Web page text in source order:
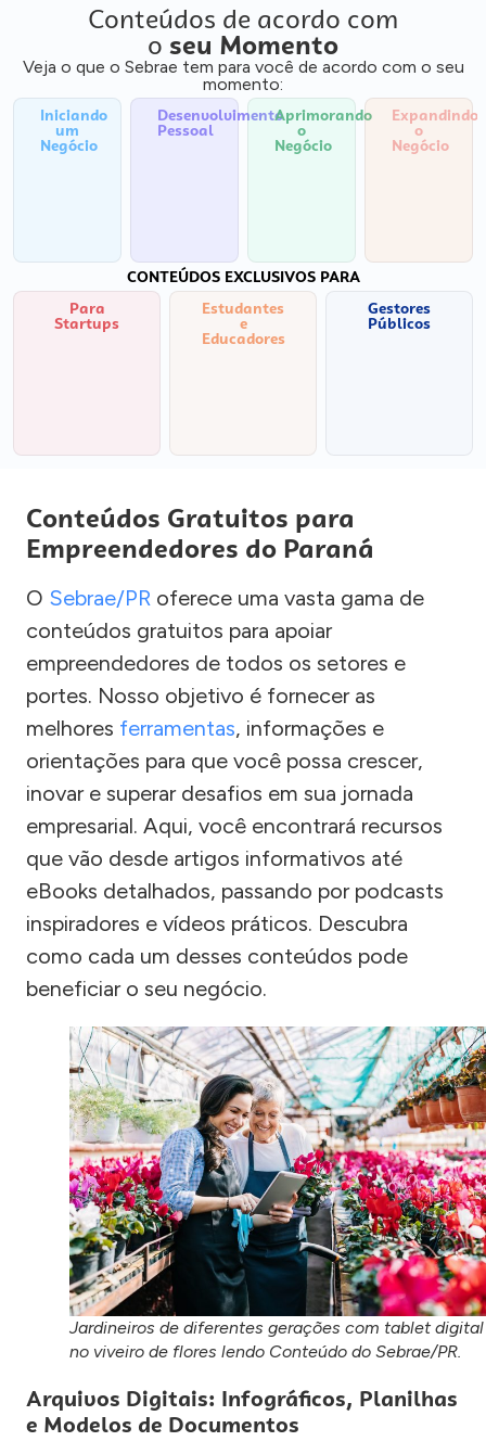
Conteúdos de acordo com
o seu Momento
Veja o que o Sebrae tem para você de acordo com o seu
momento:
Iniciando
um
Negócio
Desenvolvimento
Pessoal
Aprimorando
o
Negócio
Expandindo
o
Negócio
CONTEÚDOS EXCLUSIVOS PARA
Para
Startups
Estudantes
e
Educadores
Gestores
Públicos
Conteúdos Gratuitos para
Empreendedores do Paraná
O Sebrae/PR oferece uma vasta gama de
conteúdos gratuitos para apoiar
empreendedores de todos os setores e
portes. Nosso objetivo é fornecer as
melhores ferramentas, informações e
orientações para que você possa crescer,
inovar e superar desafios em sua jornada
empresarial. Aqui, você encontrará recursos
que vão desde artigos informativos até
eBooks detalhados, passando por podcasts
inspiradores e vídeos práticos. Descubra
como cada um desses conteúdos pode
beneficiar o seu negócio.
Jardineiros de diferentes gerações com tablet digital
no viveiro de flores lendo Conteúdo do Sebrae/PR.
Arquivos Digitais: Infográficos, Planilhas
e Modelos de Documentos